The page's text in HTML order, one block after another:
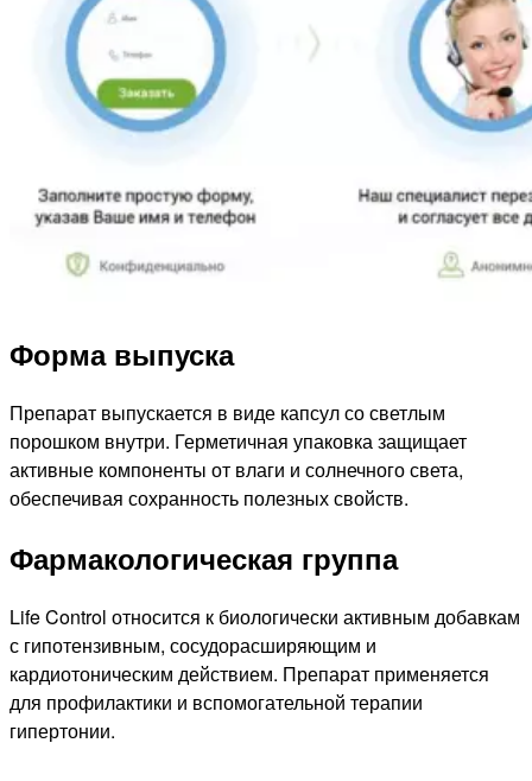
Форма выпуска
Препарат выпускается в виде капсул со светлым
порошком внутри. Герметичная упаковка защищает
активные компоненты от влаги и солнечного света,
обеспечивая сохранность полезных свойств.
Фармакологическая группа
Life Control относится к биологически активным добавкам
с гипотензивным, сосудорасширяющим и
кардиотоническим действием. Препарат применяется
для профилактики и вспомогательной терапии
гипертонии.